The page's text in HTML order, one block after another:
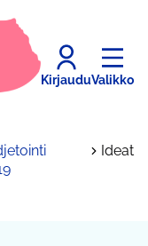
KirjauduValikko
Ideat